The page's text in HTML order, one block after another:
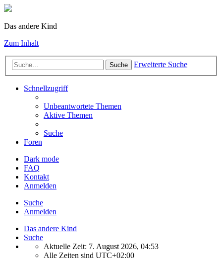
Das andere Kind
Zum Inhalt
Suche Erweiterte Suche
Schnellzugriff
Unbeantwortete Themen
Aktive Themen
Suche
Foren
Dark mode
FAQ
Kontakt
Anmelden
Suche
Anmelden
Das andere Kind
Suche
Aktuelle Zeit: 7. August 2026, 04:53
Alle Zeiten sind UTC+02:00